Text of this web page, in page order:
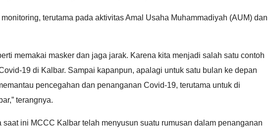
terutama pada aktivitas Amal Usaha Muhammadiyah (AUM) dan
memakai masker dan jaga jarak. Karena kita menjadi salah satu contoh
19 di Kalbar. Sampai kapanpun, apalagi untuk satu bulan ke depan
pencegahan dan penanganan Covid-19, terutama untuk di
terangnya.
ini MCCC Kalbar telah menyusun suatu rumusan dalam penanganan